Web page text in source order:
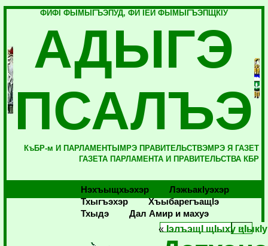
ФИФI ФЫМЫГЪЭПУД, ФИ IЕЙ ФЫМЫГЪЭПЩКIУ
АДЫГЭ
ПСАЛЪЭ
КъБР-м И ПАРЛАМЕНТЫМРЭ ПРАВИТЕЛЬСТВЭМРЭ Я ГАЗЕТ
ГАЗЕТА ПАРЛАМЕНТА И ПРАВИТЕЛЬСТВА КБР
Нэхъыщхьэхэр
Лэжьакlуэхэр
Тхыгъэхэр
Хъыбарегъащlэ
Тхыдэ
Дал Амир и махуэ
« IэлъэщI щIыху цIыкIу